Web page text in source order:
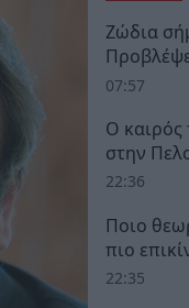
Ζώδια
07:57
Ο
στην
22:36
Ποιο
πιο
22:35